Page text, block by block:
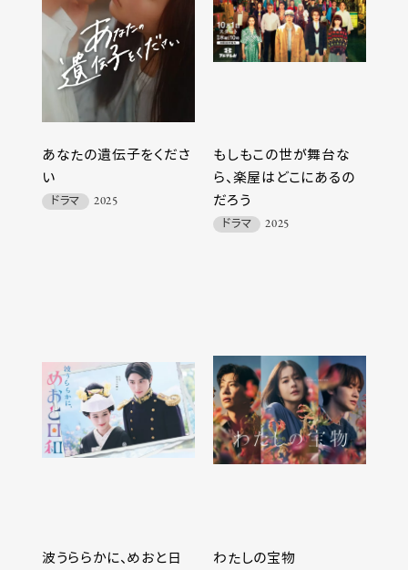
あなたの遺伝子をくださ
い
ドラマ 2025
もしもこの世が舞台な
ら、楽屋はどこにあるの
だろう
ドラマ 2025
波うららかに、めおと日
わたしの宝物